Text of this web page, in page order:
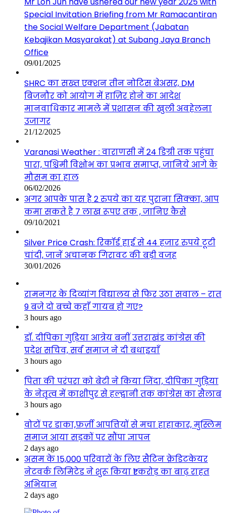
Special Invitation Briefing from Mr Ramacantiran
the Social Welfare Department (Jabatan
Kebajikan Masyarakat) at Subang Jaya Branch
Office
09/01/2025
SHRC का सख्त एक्शन तीन नोटिस बेअसर, DM
बिजनौर को आयोग में हाज़िर होने का आदेश
मानवाधिकार मामले में प्रशासन की खुली अवहेलना
उजागर
21/12/2025
Varanasi Weather : वाराणसी में 24 डिग्री तक पहुंचा
पारा, पश्चिमी विक्षोभ का प्रभाव समाप्त, जानिये आगे के
मौसम का हाल
06/02/2026
अगर आपके पास है 2 रुपये का यह पुराना सिक्का, आप
कमा सकते है 7 लाख रूपए तक , जानिए कैसे
09/10/2021
Silver Price Crash: रिकॉर्ड हाई से 44 हजार रुपये टूटी
चांदी, जानें अचानक गिरावट की बड़ी वजह
30/01/2026
रामनगर के दिव्यांग विद्यालय से फिर उठा सवाल – रात
9 बजे दो बच्चे कहाँ गायब हो गए?
3 hours ago
डॉ. दीपिका गुड़िया आत्रेय बनीं उत्तराखंड कांग्रेस की
प्रदेश सचिव, सर्व समाज ने दी बधाइयाँ
3 hours ago
पिता की परंपरा को बेटी ने किया जिंदा, दीपिका गुड़िया
के नेतृत्व में काशीपुर से हल्द्वानी तक कांग्रेस का सैलाब
3 hours ago
वोटों पर डाका,फ़र्ज़ी आपत्तियों से मचा हाहाकार, मुस्लिम
समाज आया सड़कों पर सौंपा ज्ञापन
2 days ago
असम के 15,000 परिवारों के लिए सैटिन क्रेडिटकेयर
नेटवर्क लिमिटेड ने शुरू किया ₹1 करोड़ का बाढ़ राहत
अभियान
2 days ago